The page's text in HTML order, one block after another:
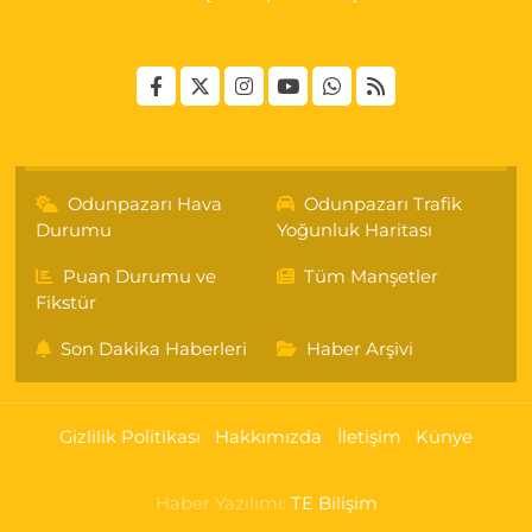
Odunpazarı Hava
Durumu
Odunpazarı Trafik
Yoğunluk Haritası
Puan Durumu ve
Fikstür
Tüm Manşetler
Son Dakika Haberleri Haber Arşivi
Gizlilik Politikası Hakkımızda İletişim Künye
Haber Yazılımı: TE Bilişim